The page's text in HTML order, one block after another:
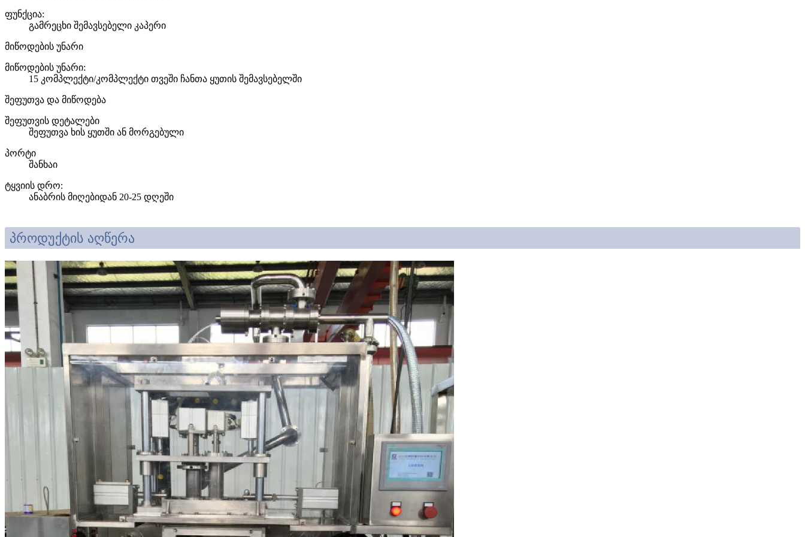
ფუნქცია:
გამრეცხი შემავსებელი კაპერი
მიწოდების უნარი
მიწოდების უნარი:
15 კომპლექტი/კომპლექტი თვეში ჩანთა ყუთის შემავსებელში
შეფუთვა და მიწოდება
შეფუთვის დეტალები
შეფუთვა ხის ყუთში ან მორგებული
პორტი
შანხაი
ტყვიის დრო:
ანაბრის მიღებიდან 20-25 დღეში
პროდუქტის აღწერა